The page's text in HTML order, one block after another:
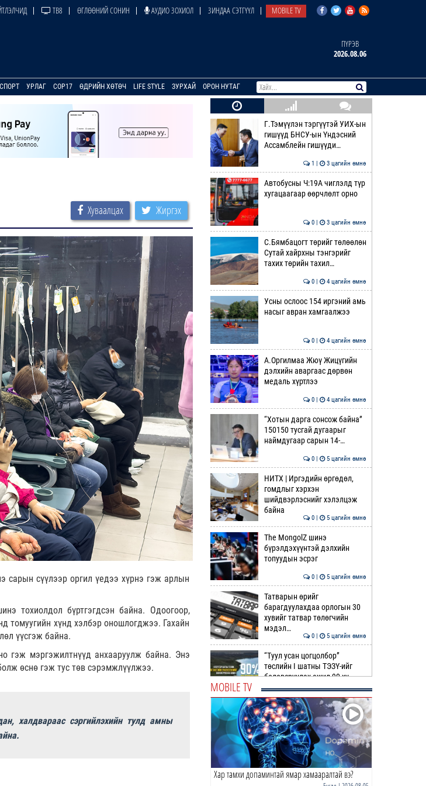
ТВ8 ӨГЛӨӨНИЙ СОНИН АУДИО ЗОХИОЛ ЗИНДАА СЭТГҮҮЛ MOBILE TV
ПҮРЭВ
2026.08.06
СПОРТ УРЛАГ COP17 ӨДРИЙН ХӨТӨЧ LIFE STYLE ЗУРХАЙ ОРОН НУТАГ
Хуваалцах Жиргэх
сарын сүүлээр оргил үедээ хүрнэ гэж арлын
тохиолдол бүртгэгдсэн байна. Одоогоор,
томуугийн хүнд хэлбэр оношлогджээ. Гахайн
үүсгэж байна.
гэж мэргэжилтнүүд анхааруулж байна. Энэ
өснө гэж тус төв сэрэмжлүүлжээ.
халдвараас сэргийлэхийн тулд амны
Г.Тэмүүлэн тэргүүтэй УИХ-ын
гишүүд БНСУ-ын Үндэсний
Ассамблейн гишүүди…
1 | 3 цагийн өмнө
Автобусны Ч:19А чиглэлд түр
хугацаагаар өөрчлөлт орно
0 | 3 цагийн өмнө
С.Бямбацогт төрийг төлөөлөн
Сутай хайрхны тэнгэрийг
тахих төрийн тахил…
0 | 4 цагийн өмнө
Усны ослоос 154 иргэний амь
насыг авран хамгаалжээ
0 | 4 цагийн өмнө
А.Оргилмаа Жюү Жицүгийн
дэлхийн аваргаас дөрвөн
медаль хүртлээ
0 | 4 цагийн өмнө
“Хотын дарга сонсож байна”
150150 тусгай дугаарыг
наймдугаар сарын 14-…
0 | 5 цагийн өмнө
НИТХ | Иргэдийн өргөдөл,
гомдлыг хэрхэн
шийдвэрлэснийг хэлэлцэж
байна
0 | 5 цагийн өмнө
The MongolZ шинэ
бүрэлдэхүүнтэй дэлхийн
топуудын эсрэг
0 | 5 цагийн өмнө
Татварын өрийг
барагдуулахдаа орлогын 30
хувийг татвар төлөгчийн
мэдэл…
0 | 5 цагийн өмнө
“Туул усан цогцолбор”
төслийн I шатны ТЭЗҮ-ийг
боловсруулах ажил 90 ху…
Нийслэлийн иргэдийн
Төлөөлөгчдийн Хурлын
Ээлжит VIII хуралдаан
эхэллээ
0 | 6 цагийн өмнө
ТОО | Гадаад валютын нөөц
MOBILE TV
Хар тамхи допаминтай ямар хамааралтай вэ?